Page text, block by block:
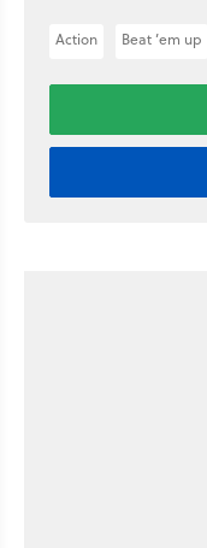
Action Beat ’em up